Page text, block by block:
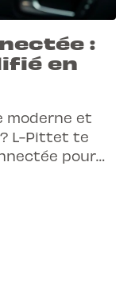
:
en
moderne et
L-Pittet te
pour